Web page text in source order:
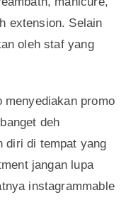
extension. Selain
oleh staf yang
menyediakan promo
deh
diri di tempat yang
jangan lupa
instagrammable